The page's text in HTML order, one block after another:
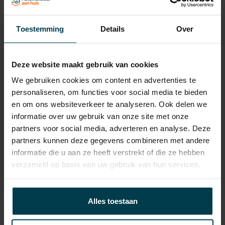
Toestemming Details Over
Deze website maakt gebruik van cookies
We gebruiken cookies om content en advertenties te
personaliseren, om functies voor social media te bieden
en om ons websiteverkeer te analyseren. Ook delen we
informatie over uw gebruik van onze site met onze
partners voor social media, adverteren en analyse. Deze
partners kunnen deze gegevens combineren met andere
informatie die u aan ze heeft verstrekt of die ze hebben
verzameld op basis van uw gebruik van hun services.
Alles toestaan
Laadvermogen
APK
tot 14-05-2027
Onderhoudsboekje
Energielabel
8.2 L/100KM
Wegenbelasting min
€ 253 /kwartaal